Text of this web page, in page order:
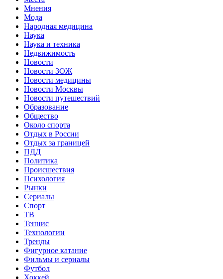
Мнения
Мода
Народная медицина
Наука
Наука и техника
Недвижимость
Новости
Новости ЗОЖ
Новости медицины
Новости Москвы
Новости путешествий
Образование
Общество
Около спорта
Отдых в России
Отдых за границей
ПДД
Политика
Происшествия
Психология
Рынки
Сериалы
Спорт
ТВ
Теннис
Технологии
Тренды
Фигурное катание
Фильмы и сериалы
Футбол
Хоккей